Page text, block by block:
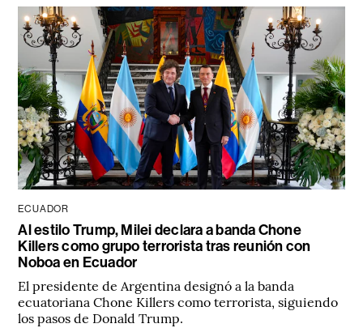
ECUADOR
Al estilo Trump, Milei declara a banda Chone
Killers como grupo terrorista tras reunión con
Noboa en Ecuador
El presidente de Argentina designó a la banda
ecuatoriana Chone Killers como terrorista, siguiendo
los pasos de Donald Trump.